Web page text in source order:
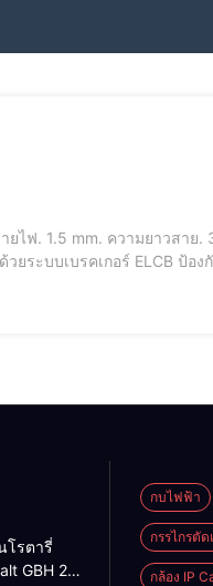
ไฟ. 1.5 mm. ความยาวสาย.
ยระบบเบรคเกอร์ ELCB ป้อ
โรตารี่
GBH 2-
กบไฟฟ้า
กรรไกรตัด
กล้อง IP